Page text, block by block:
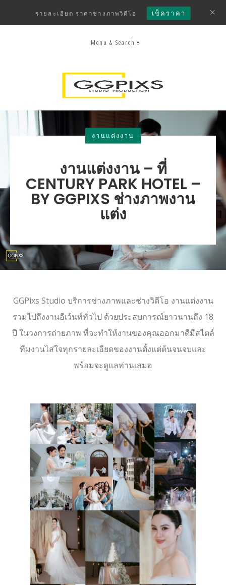
รายละเอียด ราคาช่างภาพวิดีโอ เช็คราคา
Menu & Search
งานแต่งงาน
งานแต่งงาน – ที่
CENTURY PARK HOTEL –
BY GGPIXS ช่างภาพงาน
แต่ง
GGPixs Studio บริการช่างภาพและช่างวิดีโอ งานแต่งงาน
รวมไปถึงงานอีเว้นท์ทั่วไป ด้วยประสบการณ์ยาวนานถึง 18
ปี ในวงการถ่ายภาพ ที่จะทำให้งานของคุณออกมาดีมีสไตล์
ทีมงานไส่ใจทุกรายละเอียดของงานตั้งแต่ต้นจนจบและ
พร้อมจะดูแลท่านเสมอ